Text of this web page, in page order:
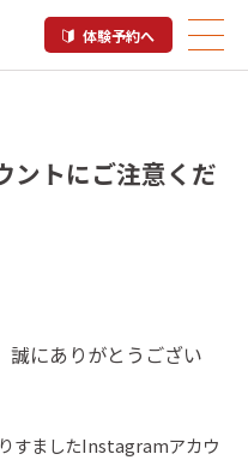
体験予約へ
ントにご注意くだ
誠にありがとうござい
すましたInstagramアカウ